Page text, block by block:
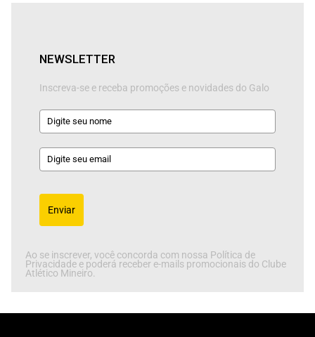
NEWSLETTER
Inscreva-se e receba promoções e novidades do Galo
Enviar
Ao se inscrever, você concorda com nossa Política de
Privacidade e poderá receber e-mails promocionais do Clube
Atlético Mineiro.